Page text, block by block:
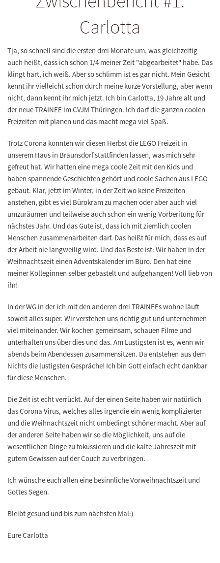
Carlotta
Tja, so schnell sind die ersten drei Monate um, was gleichzeitig
auch heißt, dass ich schon 1/4 meiner Zeit "abgearbeitet" habe. Das
klingt hart, ich weiß. Aber so schlimm ist es gar nicht. Mein Gesicht
kennt ihr vielleicht schon durch meine kurze Vorstellung, aber wenn
nicht, dann kennt ihr mich jetzt. Ich bin Carlotta, 19 Jahre alt und
der neue TRAINEE im CVJM Thüringen. Ich darf die ganzen coolen
Freizeiten mit planen und das macht mega viel Spaß.
Trotz Corona konnten wir diesen Herbst die LEGO Freizeit in
unserem Haus in Braunsdorf stattfinden lassen, was mich sehr
gefreut hat. Wir hatten eine mega coole Zeit mit den Kids und
haben spannende Geschichten gehört und coole Sachen aus LEGO
gebaut. Klar, jetzt im Winter, in der Zeit wo keine Freizeiten
anstehen, gibt es viel Bürokram zu machen oder aber auch viel
umzuräumen und teilweise auch schon ein wenig Vorberitung für
nächstes Jahr. Und das Gute ist, dass ich mit ziemlich coolen
Menschen zusammenarbeiten darf. Das heißt für mich, dass es auf
der Arbeit nie langweilig wird. Und das Beste ist: Wir haben in der
Weihnachtszeit einen Adventskalender im Büro. Den hat eine
meiner Kolleginnen selber gebastelt und aufgehangen! Voll lieb von
ihr!
In der WG in der ich mit den anderen drei TRAINEEs wohne läuft
soweit alles super. Wir verstehen uns richtig gut und unternehmen
viel miteinander. Wir kochen gemeinsam, schauen Filme und
unterhalten uns über dies und das. Am Lustigsten ist es, wenn wir
abends beim Abendessen zusammensitzen. Da entstehen aus dem
Nichts die lustigsten Gespräche! Ich bin Gott einfach echt dankbar
für diese Menschen.
Die Zeit ist echt verrückt. Auf der einen Seite haben wir natürlich
das Corona Virus, welches alles irgendie ein wenig komplizierter
und die Weihnachtszeit nicht umbedingt schöner macht. Aber auf
der anderen Seite haben wir so die Möglichkeit, uns auf die
wesentlichen Dinge zu fokussieren und die kalte Jahreszeit mit
gutem Gewissen auf der Couch zu verbringen.
Ich wünsche euch allen eine besinnliche Vorweihnachtszeit und
Gottes Segen.
Bleibt gesund und bis zum nächsten Mal:)
Eure Carlotta